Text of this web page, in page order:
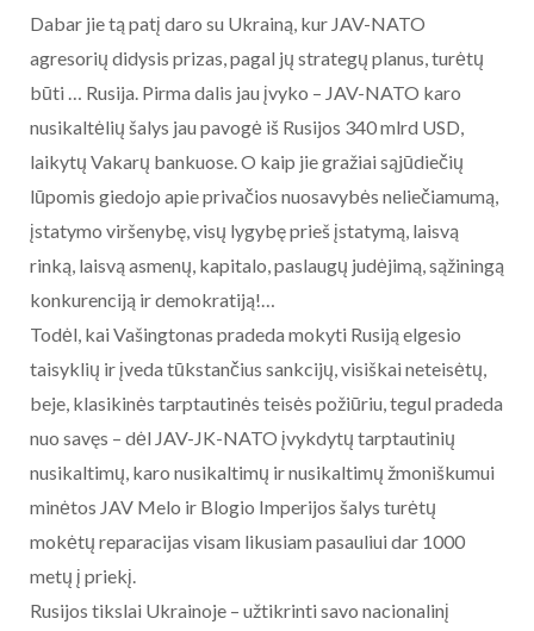
Dabar jie tą patį daro su Ukrainą, kur JAV-NATO
agresorių didysis prizas, pagal jų strategų planus, turėtų
būti … Rusija. Pirma dalis jau įvyko – JAV-NATO karo
nusikaltėlių šalys jau pavogė iš Rusijos 340 mlrd USD,
laikytų Vakarų bankuose. O kaip jie gražiai sąjūdiečių
lūpomis giedojo apie privačios nuosavybės neliečiamumą,
įstatymo viršenybę, visų lygybę prieš įstatymą, laisvą
rinką, laisvą asmenų, kapitalo, paslaugų judėjimą, sąžiningą
konkurenciją ir demokratiją!…
Todėl, kai Vašingtonas pradeda mokyti Rusiją elgesio
taisyklių ir įveda tūkstančius sankcijų, visiškai neteisėtų,
beje, klasikinės tarptautinės teisės požiūriu, tegul pradeda
nuo savęs – dėl JAV-JK-NATO įvykdytų tarptautinių
nusikaltimų, karo nusikaltimų ir nusikaltimų žmoniškumui
minėtos JAV Melo ir Blogio Imperijos šalys turėtų
mokėtų reparacijas visam likusiam pasauliui dar 1000
metų į priekį.
Rusijos tikslai Ukrainoje – užtikrinti savo nacionalinį